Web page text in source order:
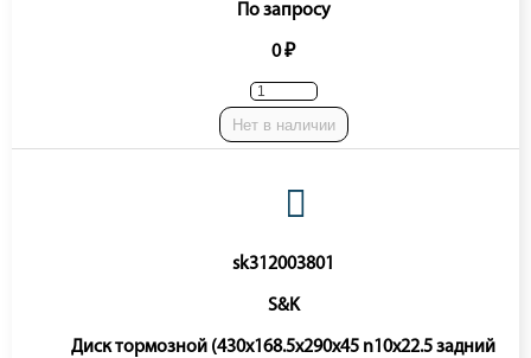
По запросу
0 ₽
Нет в наличии
sk312003801
S&K
Диск тормозной (430x168.5x290x45 n10x22.5 задний